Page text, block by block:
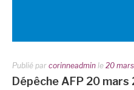
Publié par corinneadmin le 20
Dépêche AFP 20 mars